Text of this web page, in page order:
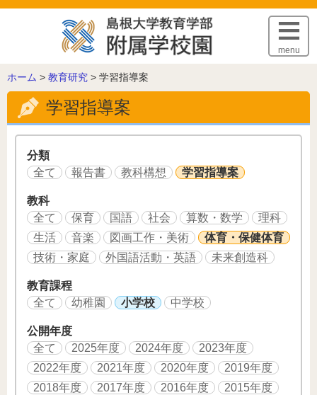
このページの本文へ
menu
こ
の
ー
ジ
ホーム > 教育研究 > 学習指導案
学習指導案
分類
全て
報告書 教科構想 学習指導案
教科
全て
保育 国語 社会 算数・数学
理科
生活
音楽 図画工作・美術
体育・保健体育
技術・家庭
外国語活動・英語 未来創造科
教育課程
全て
幼稚園 小学校 中学校
公開年度
全て
2025年度 2024年度
2023年度
2022年度
2021年度 2020年度
2019年度
2018年度
2017年度 2016年度
2015年度